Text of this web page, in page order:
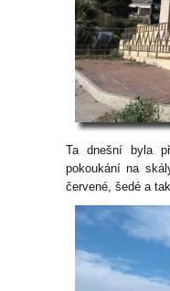
Ta dnešní byla
pokoukání na
červené, šedé a tak